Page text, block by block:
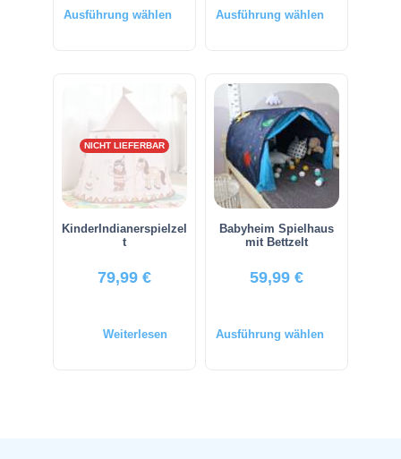
Ausführung wählen Ausführung wählen
NICHT LIEFERBAR
KinderIndianerspielzel
t
79,99 €
Weiterlesen
Babyheim Spielhaus
mit Bettzelt
59,99 €
Ausführung wählen